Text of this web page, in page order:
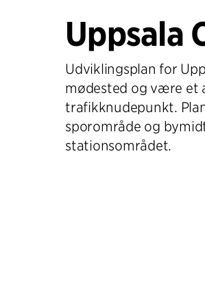
Uppsala
Udviklingsplan for
mødested og være
trafikknudepunkt.
sporområde og
stationsområdet.